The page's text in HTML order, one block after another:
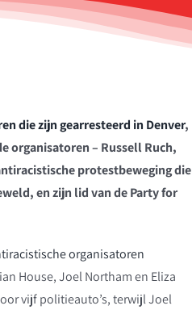
die zijn gearresteerd in Denver,
organisatoren – Russell Ruch,
protestbeweging die
en zijn lid van de Party for
organisatoren
House, Joel Northam en Eliza
vijf politieauto’s, terwijl Joel